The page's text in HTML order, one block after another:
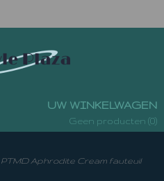
UW WINKELWAGEN
Geen producten (0)
PTMD Aphrodite Cream fauteuil